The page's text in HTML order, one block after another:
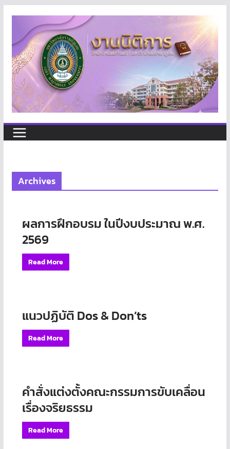
content
Archives
ผลการฝึกอบรม ในปีงบประมาณ พ.ศ.
2569
Read More
แนวปฏิบัติ Dos & Don’ts
Read More
คำสั่งแต่งตั้งคณะกรรมการขับเคลื่อน
เรื่องจริยธรรม
Read More